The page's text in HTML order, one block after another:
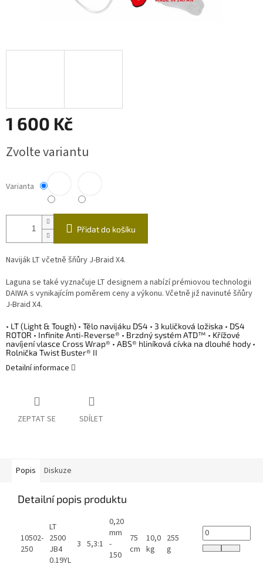
1 600 Kč
cena:
Zvolte variantu
Varianta
Přidat do košíku
Naviják LT včetně šňůry J-Braid X4.
Laguna se také vyznačuje LT designem a nabízí prémiovou technologii
DAIWA s vynikajícím poměrem ceny a výkonu. Včetně již navinuté šňůry
J-Braid X4.
• LT (Light & Tough) • Tělo navijáku DS4 • 3 kuličková ložiska • DS4
ROTOR • Infinite Anti-Reverse® • Brzdný systém ATD™ • Křížové
navíjení vlasce Cross Wrap® • ABS® hliníková cívka na dlouhé hody •
Rolnička Twist Buster® II
Detailní informace
ZEPTAT SE SDÍLET
Popis Diskuze
Detailní popis produktu
10502-
250
LT
2500
JB4
0.19YL
3 5,3:1
0,20
mm
-
150
75
cm
10,0
kg
255
g